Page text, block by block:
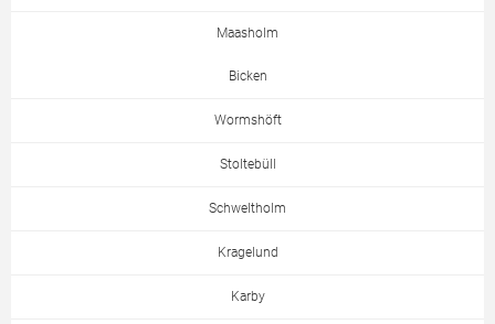
Maasholm
Bicken
Wormshöft
Stoltebüll
Schweltholm
Kragelund
Karby